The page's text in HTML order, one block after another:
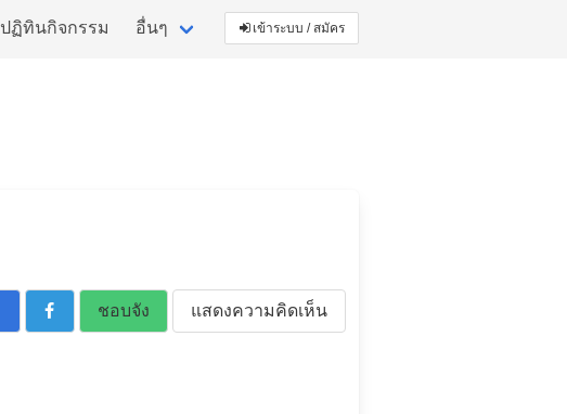
ปฏิทินกิจกรรม อื่นๆ เข้าระบบ / สมัคร
ชอบจัง แสดงความคิดเห็น